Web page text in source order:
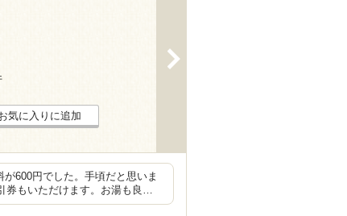
気に入りに追加
600円でした。手頃だと思いま
券もいただけます。お湯も良…